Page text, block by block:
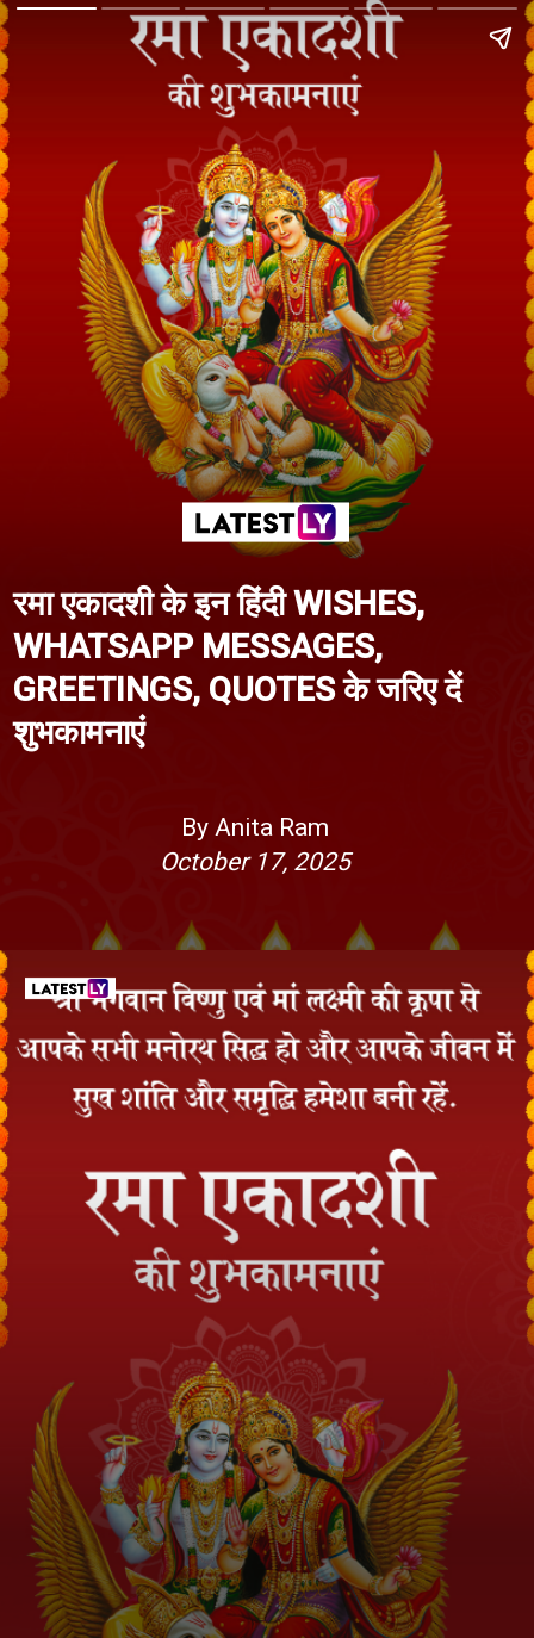
रमा एकादशी के इन हिंदी WISHES,
WHATSAPP MESSAGES,
GREETINGS, QUOTES के जरिए दें
शुभकामनाएं
By Anita Ram
October 17, 2025